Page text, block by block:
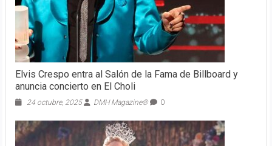
Elvis Crespo entra al Salón de la Fama de Billboard y
anuncia concierto en El Choli
24 octubre, 2025 DMH Magazine® 0